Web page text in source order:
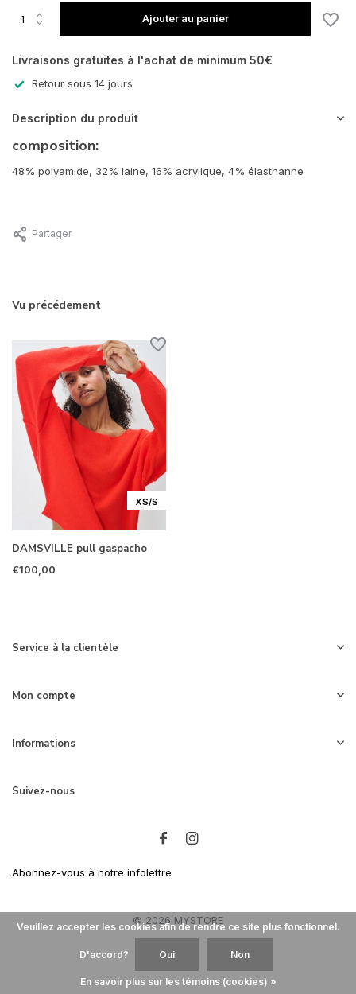
Ajouter au panier
Livraisons gratuites à l'achat de minimum 50€
Retour sous 14 jours
Description du produit
composition:
48% polyamide, 32% laine, 16% acrylique, 4% élasthanne
Partager
Vu précédement
XS/S
DAMSVILLE pull gaspacho
€100,00
Service à la clientèle
Mon compte
Informations
Suivez-nous
Abonnez-vous à notre infolettre
© 2026 MYSTORE
Veuillez accepter les cookies afin de rendre ce site plus fonctionnel.
D'accord? Oui Non
En savoir plus sur les témoins (cookies) »